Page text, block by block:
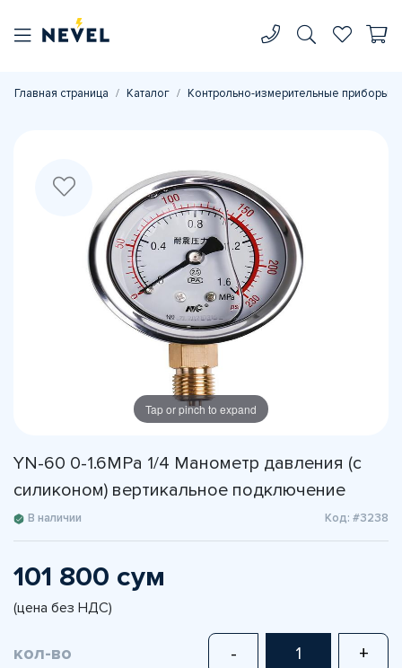
Главная страница Каталог Контрольно-измерительные приборы
Tap or pinch to expand
YN-60 0-1.6MPа 1/4 Манометр давления (с
силиконом) вертикальное подключение
В наличии Код: #3238
101 800 сум
(цена без НДС)
кол-во - +